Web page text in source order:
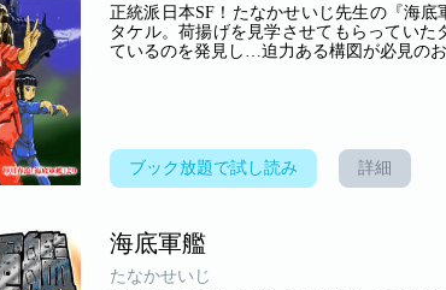
正統派日本SF！たなかせいじ先生の『海
タケル。荷揚げを見学させてもらってい
ているのを発見し…迫力ある構図が必見の
ブック放題で試し読み 詳細
海底軍艦
たなかせいじ